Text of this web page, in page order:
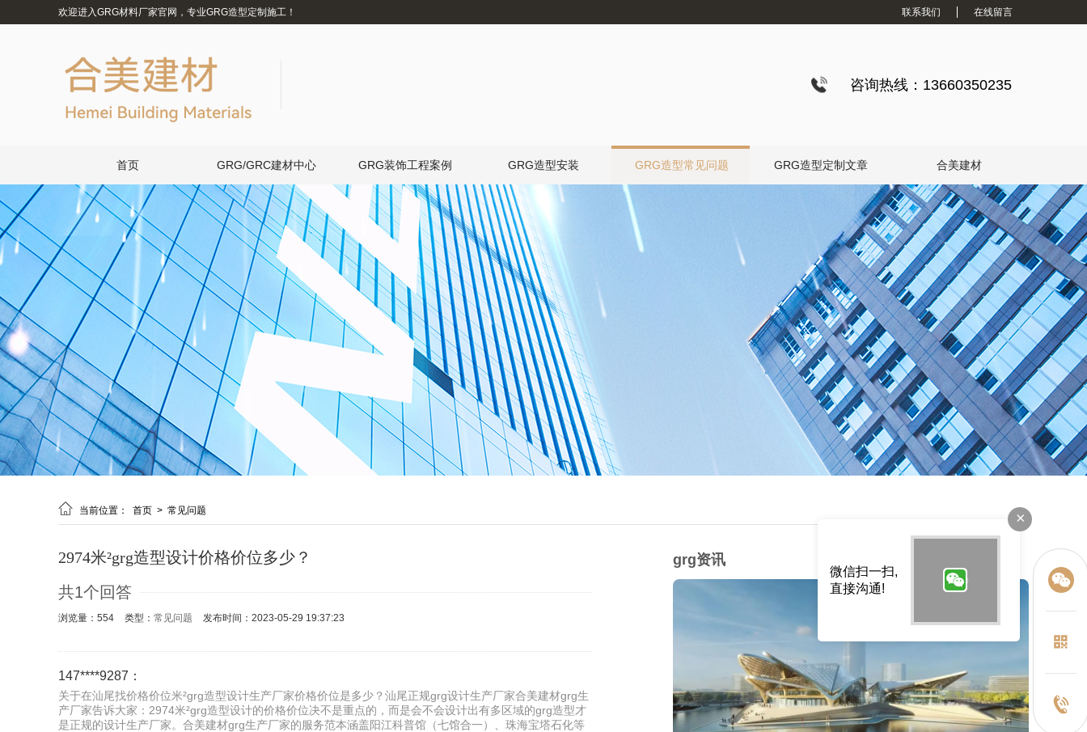
欢迎进入GRG材料厂家官网，专业GRG造型定制施工！ 联系我们 在线留言
咨询热线：13660350235
首页 GRG/GRC建材中心 GRG装饰工程案例 GRG造型安装 GRG造型常见问题 GRG造型定制文章 合美建材
 当前位置： 首页 > 常见问题
2974米²grg造型设计价格价位多少？
共1个回答
浏览量：554 类型： 常见问题 发布时间：2023-05-29 19:37:23
147****9287：
关于在汕尾找价格价位米²grg造型设计生产厂家价格价位是多少？汕尾正规grg设计生产厂家合美建材grg生
产厂家告诉大家：2974米²grg造型设计的价格价位决不是重点的，而是会不会设计出有多区域的grg造型才
是正规的设计生产厂家。合美建材grg生产厂家的服务范本涵盖阳江科普馆（七馆合一）、珠海宝塔石化等
grg资讯
×
微信扫一扫,
直接沟通!